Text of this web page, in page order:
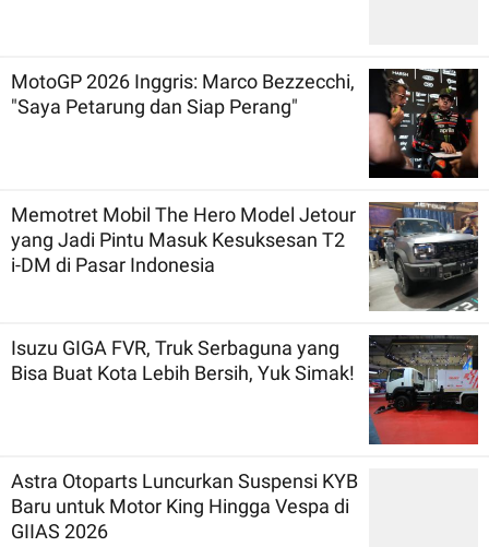
MotoGP 2026 Inggris: Marco Bezzecchi,
"Saya Petarung dan Siap Perang"
Memotret Mobil The Hero Model Jetour
yang Jadi Pintu Masuk Kesuksesan T2
i-DM di Pasar Indonesia
Isuzu GIGA FVR, Truk Serbaguna yang
Bisa Buat Kota Lebih Bersih, Yuk Simak!
Astra Otoparts Luncurkan Suspensi KYB
Baru untuk Motor King Hingga Vespa di
GIIAS 2026